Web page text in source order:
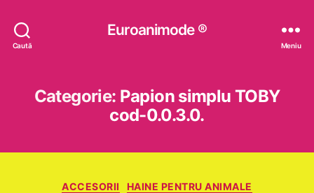
Caută
Euroanimode ®
Meniu
Categorie: Papion simplu TOBY
cod-0.0.3.0.
Categorii
ACCESORII
HAINE PENTRU ANIMALE